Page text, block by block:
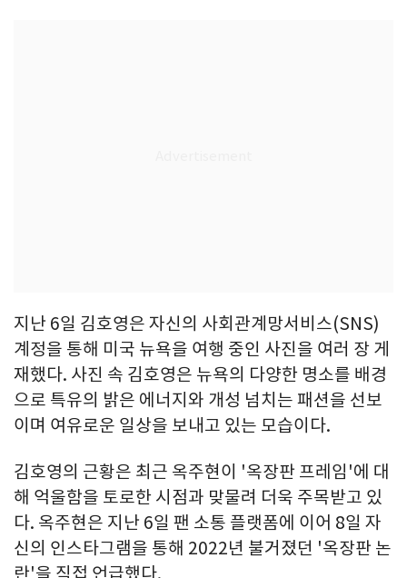
지난 6일 김호영은 자신의 사회관계망서비스(SNS)
계정을 통해 미국 뉴욕을 여행 중인 사진을 여러 장 게
재했다. 사진 속 김호영은 뉴욕의 다양한 명소를 배경
으로 특유의 밝은 에너지와 개성 넘치는 패션을 선보
이며 여유로운 일상을 보내고 있는 모습이다.
김호영의 근황은 최근 옥주현이 '옥장판 프레임'에 대
해 억울함을 토로한 시점과 맞물려 더욱 주목받고 있
다. 옥주현은 지난 6일 팬 소통 플랫폼에 이어 8일 자
신의 인스타그램을 통해 2022년 불거졌던 '옥장판 논